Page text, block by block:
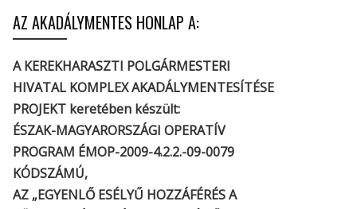
AZ AKADÁLYMENTES HONLAP A:
A KEREKHARASZTI POLGÁRMESTERI
HIVATAL KOMPLEX AKADÁLYMENTESÍTÉSE
PROJEKT keretében készült:
ÉSZAK-MAGYARORSZÁGI OPERATÍV
PROGRAM ÉMOP-2009-4.2.2.-09-0079
KÓDSZÁMÚ,
AZ „EGYENLŐ ESÉLYŰ HOZZÁFÉRÉS A